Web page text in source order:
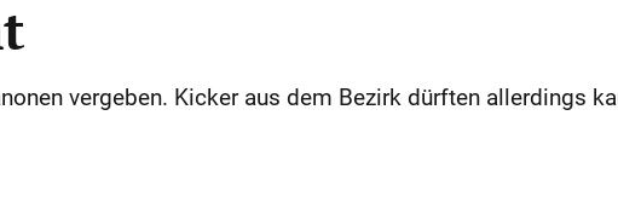
vergeben. Kicker aus dem Bezirk dürften allerdings